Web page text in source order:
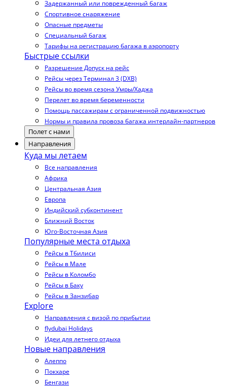
Задержанный или поврежденный багаж
Спортивное снаряжение
Опасные предметы
Специальный багаж
Тарифы на регистрацию багажа в аэропорту
Быстрые ссылки
Разрешение Допуск на рейс
Рейсы через Терминал 3 (DXB)
Рейсы во время сезона Умры/Хаджа
Перелет во время беременности
Помощь пассажирам с ограниченной подвижностью
Нормы и правила провоза багажа интерлайн-партнеров
Полет с нами
Направления
Куда мы летаем
Все направления
Африка
Центральная Азия
Европа
Индийский субконтинент
Ближний Восток
Юго-Восточная Азия
Популярные места отдыха
Рейсы в Тбилиси
Рейсы в Мале
Рейсы в Коломбо
Рейсы в Баку
Рейсы в Занзибар
Explore
Направления с визой по прибытии
flydubai Holidays
Идеи для летнего отдыха
Новые направления
Алеппо
Покхаре
Бенгази